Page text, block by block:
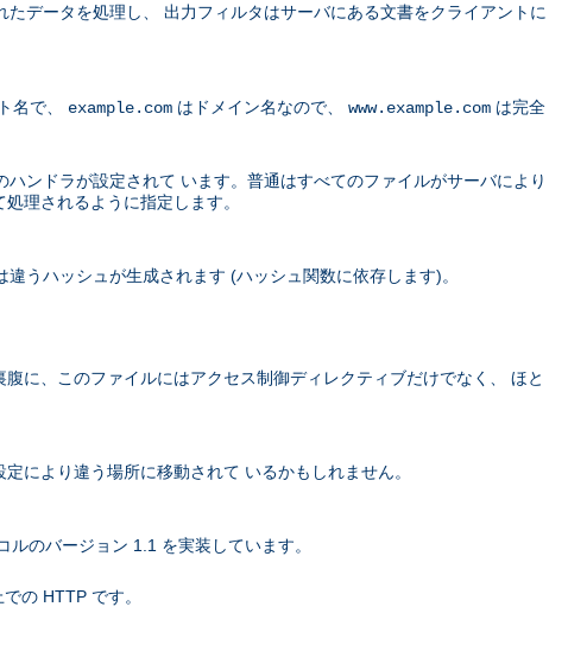
データを処理し、 出力フィルタはサーバにある文書をクライアントに
名で、 example.com はドメイン名なので、 www.example.com は完全
ンドラが設定されて います。普通はすべてのファイルがサーバにより
処理されるように指定します。
うハッシュが生成されます (ハッシュ関数に依存します)。
腹に、このファイルにはアクセス制御ディレクティブだけでなく、 ほと
により違う場所に移動されて いるかもしれません。
ルのバージョン 1.1 を実装しています。
での HTTP です。